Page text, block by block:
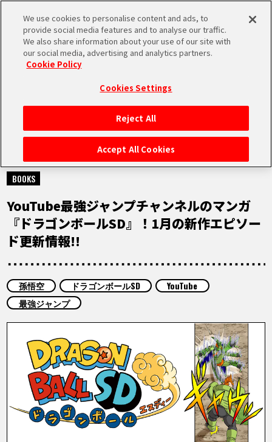
MEN
HOME
NEWS
RANKING
MOVIE
COLUMNS
ABOUT
LANGUAGE
JP
EN FR DE ES
NEWS
2026.01.10
BOOKS
YouTube最強ジャンプチャンネルのマンガ
『ドラゴンボールSD』！1月の新作エピソー
ド更新情報!!
孫悟空 ドラゴンボールSD
YouTube
最強ジャンプ
We use cookies to personalise content and ads, to
provide social media features and to analyse our traffic.
We also share information about your use of our site with
our social media, advertising and analytics partners.
Cookie Policy
Cookies Settings
Reject All
Accept All Cookies